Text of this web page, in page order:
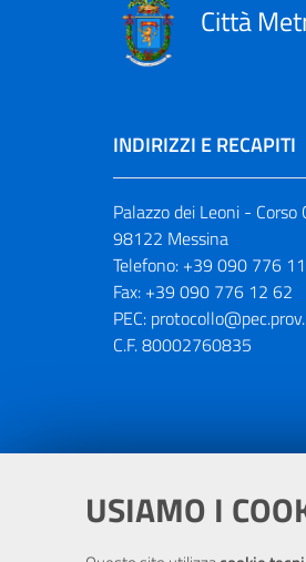
USIAMO I
Città
INDIRIZZI E RECAPITI
Palazzo dei Leoni - Corso
98122 Messina
Telefono: +39 090 776
Fax: +39 090 776 12 62
PEC:
C.F. 80002760835
Portale